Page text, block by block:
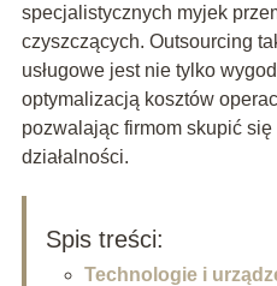
specjalistycznych myjek
czyszczących. Outsourcing
usługowe jest nie tylko
optymalizacją kosztów
pozwalając firmom skupić
działalności.
Spis treści:
Technologie i